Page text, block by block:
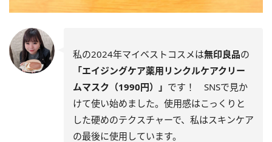
私の2024年マイベストコスメは無印良品の
「エイジングケア薬用リンクルケアクリー
ムマスク（1990円）」 です！ SNSで見か
けて使い始めました。使用感はこっくりと
した硬めのテクスチャーで、私はスキンケア
の最後に使用しています。